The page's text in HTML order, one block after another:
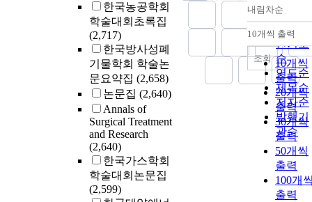
한국농공학회
학술대회초록집
(2,717)
한국방사성폐
기물학회 학술논
문요약집 (2,658)
논문집 (2,640)
Annals of
Surgical Treatment
and Research
(2,640)
한국가스학회
학술대회논문집
(2,599)
정확도
순
인기도
순
연도순
제목순
저자순
발행기
관순
내림차순
내림차
10개씩 출력
10개씩
출력
20개씩
출력
30개씩
출력
50개씩
출력
100개
출력
조회